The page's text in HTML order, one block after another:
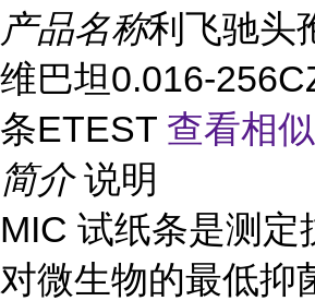
产品名称利飞驰头
维巴坦0.016-
条ETEST 查看相
简介 说明
MIC 试纸条是测定
对微生物的最低抑